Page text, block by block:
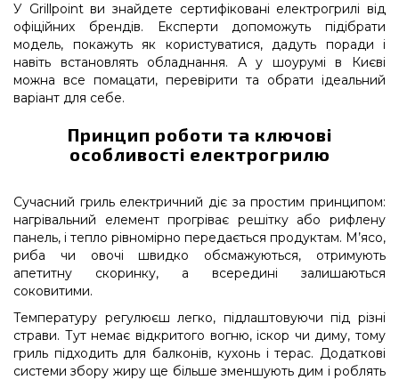
У Grillpoint ви знайдете сертифіковані електрогрилі від
офіційних брендів. Експерти допоможуть підібрати
модель, покажуть як користуватися, дадуть поради і
навіть встановлять обладнання. А у шоурумі в Києві
можна все помацати, перевірити та обрати ідеальний
варіант для себе.
Принцип роботи та ключові
особливості електрогрилю
Сучасний гриль електричний діє за простим принципом:
нагрівальний елемент прогріває решітку або рифлену
панель, і тепло рівномірно передається продуктам. М’ясо,
риба чи овочі швидко обсмажуються, отримують
апетитну скоринку, а всередині залишаються
соковитими.
Температуру регулюєш легко, підлаштовуючи під різні
страви. Тут немає відкритого вогню, іскор чи диму, тому
гриль підходить для балконів, кухонь і терас. Додаткові
системи збору жиру ще більше зменшують дим і роблять